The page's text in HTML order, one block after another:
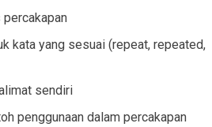
kata yang sesuai (repeat, repeated,
sendiri
penggunaan dalam percakapan